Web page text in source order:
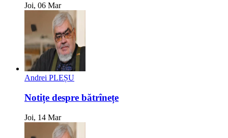
Joi, 06 Mar
Andrei PLEȘU
Notițe despre bătrînețe
Joi, 14 Mar